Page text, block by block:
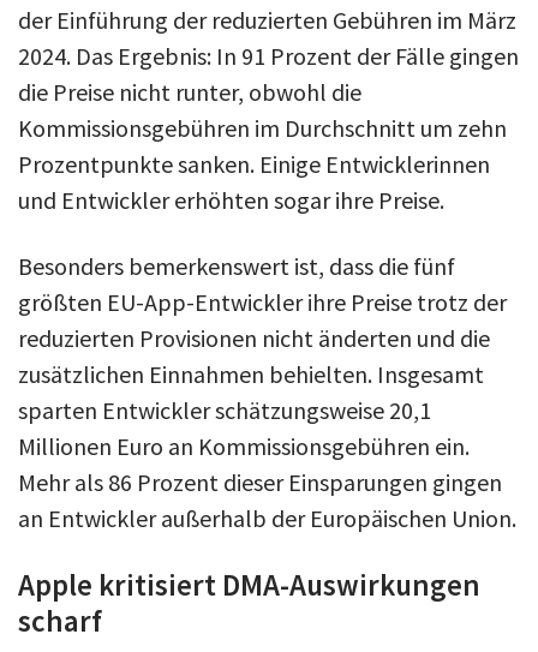
der Einführung der reduzierten Gebühren im März
2024. Das Ergebnis: In 91 Prozent der Fälle gingen
die Preise nicht runter, obwohl die
Kommissionsgebühren im Durchschnitt um zehn
Prozentpunkte sanken. Einige Entwicklerinnen
und Entwickler erhöhten sogar ihre Preise.
Besonders bemerkenswert ist, dass die fünf
größten EU-App-Entwickler ihre Preise trotz der
reduzierten Provisionen nicht änderten und die
zusätzlichen Einnahmen behielten. Insgesamt
sparten Entwickler schätzungsweise 20,1
Millionen Euro an Kommissionsgebühren ein.
Mehr als 86 Prozent dieser Einsparungen gingen
an Entwickler außerhalb der Europäischen Union.
Apple kritisiert DMA-Auswirkungen
scharf